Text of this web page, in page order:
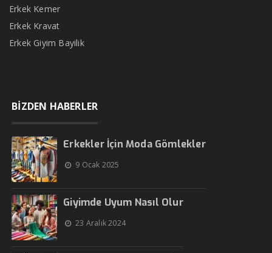
Erkek Kemer
Erkek Kravat
Erkek Giyim Bayilik
BİZDEN HABERLER
Erkekler İçin Moda Gömlekler
9 Ocak 2025
Giyimde Uyum Nasıl Olur
23 Aralık 2024